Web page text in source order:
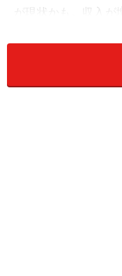
が現状かも。収入